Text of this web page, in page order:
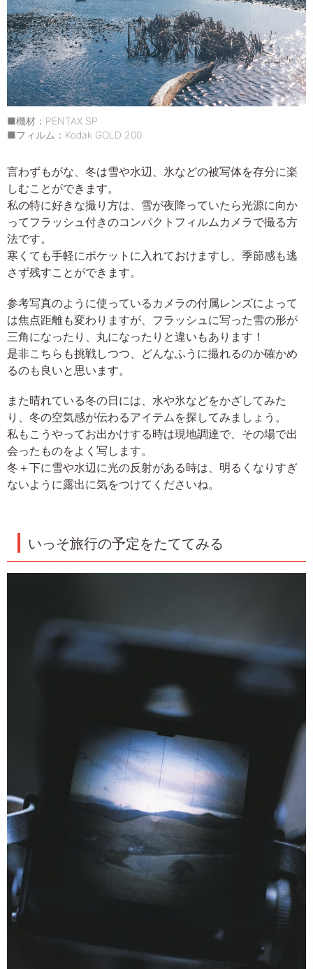
■機材：PENTAX SP
■フィルム：Kodak GOLD 200
言わずもがな、冬は雪や水辺、氷などの被写体を存分に楽
しむことができます。
私の特に好きな撮り方は、雪が夜降っていたら光源に向か
ってフラッシュ付きのコンパクトフィルムカメラで撮る方
法です。
寒くても手軽にポケットに入れておけますし、季節感も逃
さず残すことができます。
参考写真のように使っているカメラの付属レンズによって
は焦点距離も変わりますが、フラッシュに写った雪の形が
三角になったり、丸になったりと違いもあります！
是非こちらも挑戦しつつ、どんなふうに撮れるのか確かめ
るのも良いと思います。
また晴れている冬の日には、水や氷などをかざしてみた
り、冬の空気感が伝わるアイテムを探してみましょう。
私もこうやってお出かけする時は現地調達で、その場で出
会ったものをよく写します。
冬＋下に雪や水辺に光の反射がある時は、明るくなりすぎ
ないように露出に気をつけてくださいね。
いっそ旅行の予定をたててみる